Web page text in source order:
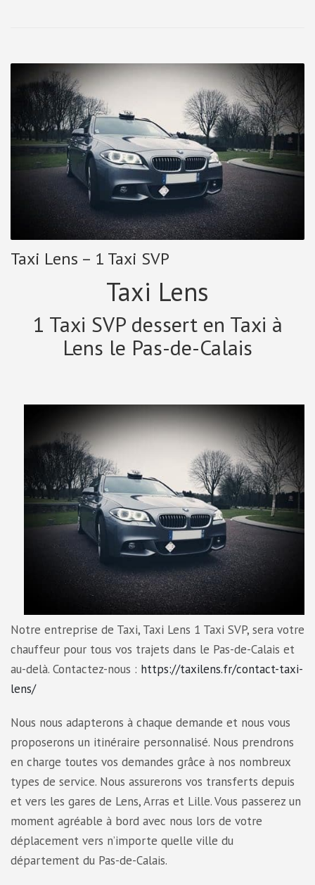
Taxi Lens – 1 Taxi SVP
Taxi Lens
1 Taxi SVP dessert en Taxi à
Lens le Pas-de-Calais
Notre entreprise de Taxi, Taxi Lens 1 Taxi SVP, sera votre
chauffeur pour tous vos trajets dans le Pas-de-Calais et
au-delà. Contactez-nous : https://taxilens.fr/contact-taxi-
lens/
Nous nous adapterons à chaque demande et nous vous
proposerons un itinéraire personnalisé. Nous prendrons
en charge toutes vos demandes grâce à nos nombreux
types de service. Nous assurerons vos transferts depuis
et vers les gares de Lens, Arras et Lille. Vous passerez un
moment agréable à bord avec nous lors de votre
déplacement vers n’importe quelle ville du
département du Pas-de-Calais.